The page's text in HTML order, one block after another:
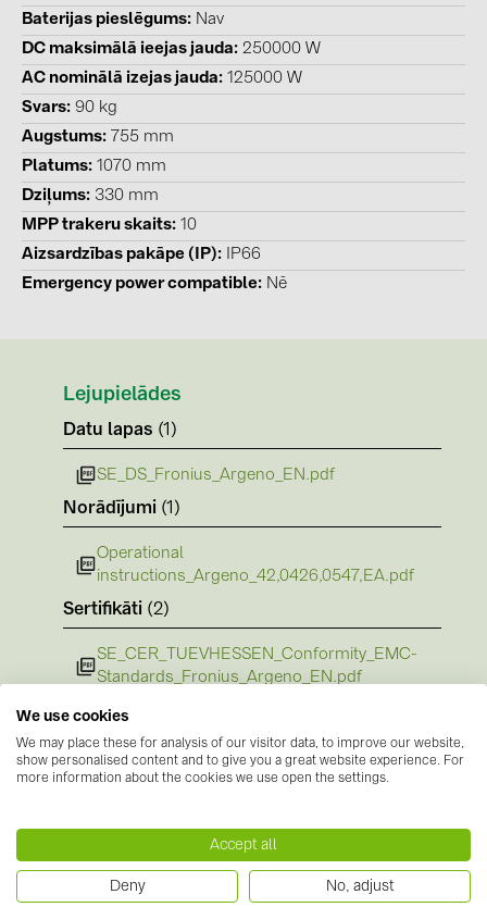
GROMTOR (32)
GoodWe (44)
HUAWEI (51)
JAsolar (6)
JINKO (1)
LEADER (6)
LONGi Solar (5)
NOVOTEGRA (315)
PYLONTECH (19)
QILOWATT (3)
SMA (1)
SolarEdge (2)
Solinteg (4)
Stäubli (2)
TIGO (4)
Victron Energy B.V. (2)
WHES (5)
Baterijas pieslēgums
Nav
DC maksimālā ieejas jauda 250000 W
AC nominālā izejas jauda 125000 W
Svars 90 kg
Augstums
755 mm
Platums 1070 mm
Dziļums 330 mm
MPP trakeru skaits 10
Aizsardzības pakāpe (IP)
IP66
Emergency power compatible
Nē
Lejupielādes
Datu lapas (1)
SE_DS_Fronius_Argeno_EN.pdf
Norādījumi (1)
Operational
instructions_Argeno_42,0426,0547,EA.pdf
Sertifikāti (2)
SE_CER_TUEVHESSEN_Conformity_EMC-
Standards_Fronius_Argeno_EN.pdf
SE_EPD_Fronius_Argeno_EN.pdf
Informācija par ražotāju
We use cookies
We may place these for analysis of our visitor data, to improve our website,
show personalised content and to give you a great website experience. For
more information about the cookies we use open the settings.
Accept all
Deny No, adjust